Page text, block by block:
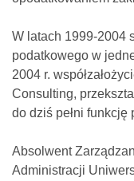
W latach 1999-2004
podatkowego w
2004 r.
Consulting,
do dziś pełni funkcję
Absolwent
Administracji